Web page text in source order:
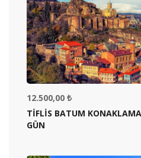
12.500,00 ₺
TİFLİS BATUM
GÜN